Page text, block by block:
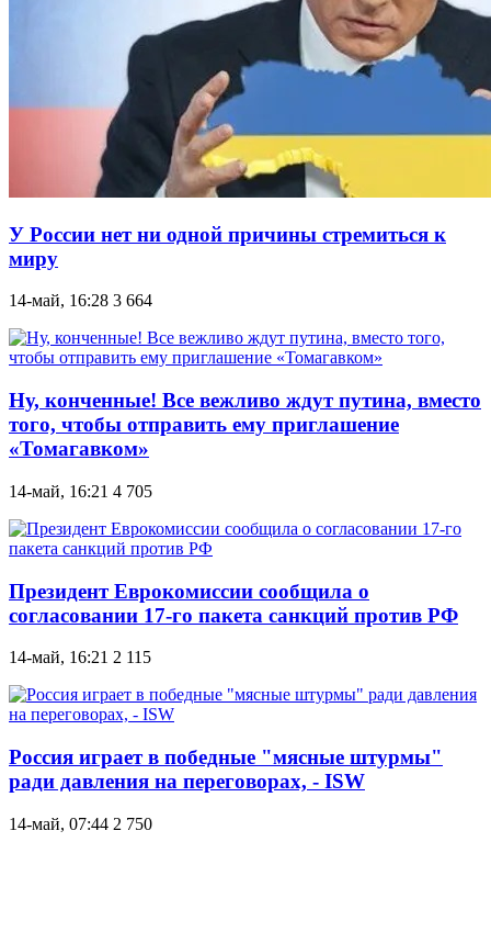
У России нет ни одной причины стремиться к
миру
14-май, 16:28 3 664
Ну, конченные! Все вежливо ждут путина, вместо
того, чтобы отправить ему приглашение
«Томагавком»
14-май, 16:21 4 705
Президент Еврокомиссии сообщила о
согласовании 17-го пакета санкций против РФ
14-май, 16:21 2 115
Россия играет в победные "мясные штурмы"
ради давления на переговорах, - ISW
14-май, 07:44 2 750